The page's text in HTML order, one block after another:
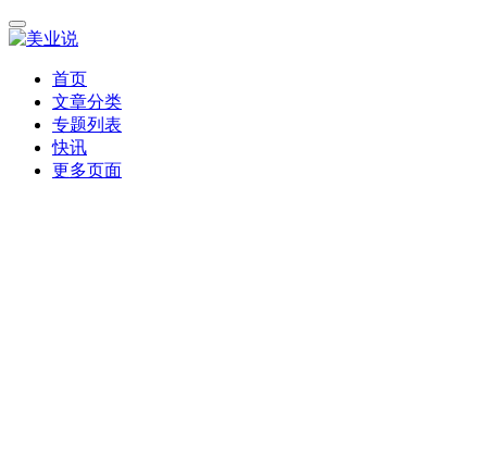
首页
文章分类
专题列表
快讯
更多页面